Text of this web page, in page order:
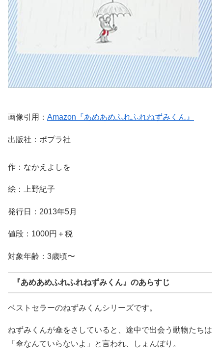
画像引用： Amazon『あめあめふれふれねずみくん』
出版社：ポプラ社
作：なかえよしを
絵：上野紀子
発行日：2013年5月
値段：1000円＋税
対象年齢：3歳頃〜
『あめあめふれふれねずみくん』のあらすじ
ベストセラーのねずみくんシリーズです。
ねずみくんが傘をさしていると、途中で出会う動物たちは
「傘なんていらないよ」と言われ、しょんぼり。